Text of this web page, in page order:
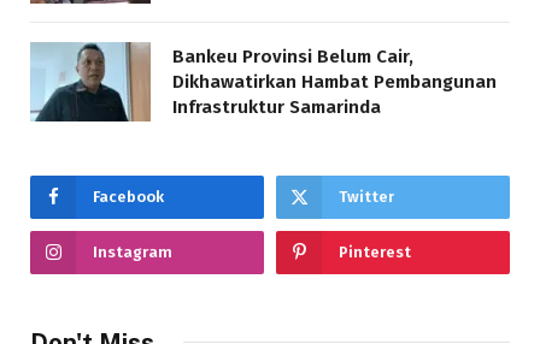
Bankeu Provinsi Belum Cair,
Dikhawatirkan Hambat Pembangunan
Infrastruktur Samarinda
Facebook Twitter
Instagram Pinterest